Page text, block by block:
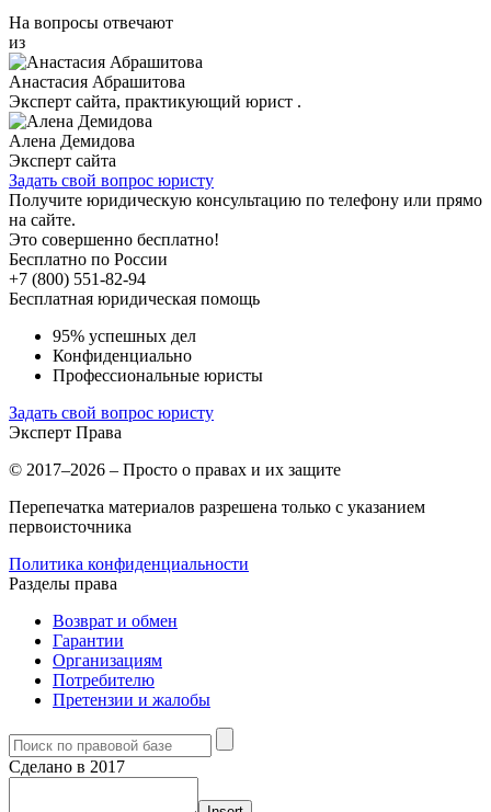
На вопросы отвечают
из
Анастасия Абрашитова
Эксперт сайта, практикующий юрист .
Алена Демидова
Эксперт сайта
Задать свой вопрос юристу
Получите юридическую консультацию по телефону или прямо
на сайте.
Это совершенно бесплатно!
Бесплатно по России
+7 (800) 551-82-94
Бесплатная юридическая помощь
95% успешных дел
Конфиденциально
Профессиональные юристы
Задать свой вопрос юристу
Эксперт Права
© 2017–2026 – Просто о правах и их защите
Перепечатка материалов разрешена только с указанием
первоисточника
Политика конфиденциальности
Разделы права
Возврат и обмен
Гарантии
Организациям
Потребителю
Претензии и жалобы
Сделано в 2017